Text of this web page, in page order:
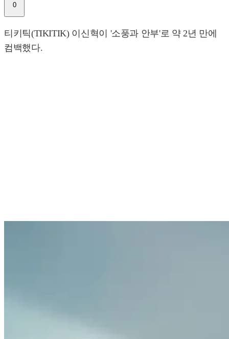
0
티키틱(TIKITIK) 이신혁이 '소풍과 안부'로 약 2년 만에
컴백했다.